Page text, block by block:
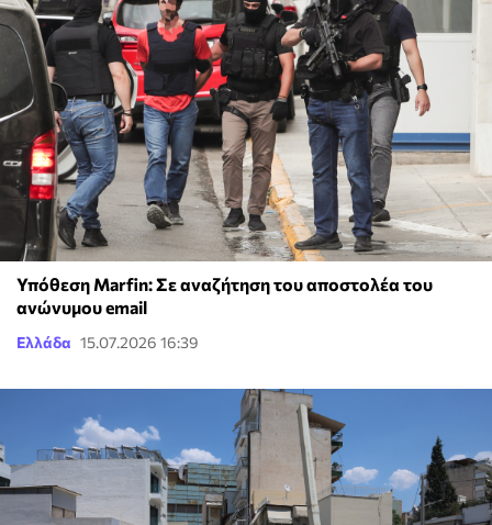
Υπόθεση Marfin: Σε αναζήτηση του αποστολέα του
ανώνυμου email
Ελλάδα 15.07.2026 16:39